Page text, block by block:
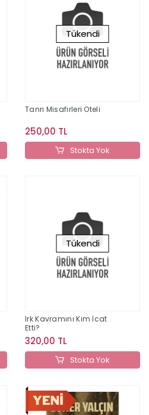
Tükendi
Tanrı Misafirleri Oteli
250,00 TL
Stokta Yok
Tükendi
Irk Kavramını Kim İcat
Etti?
320,00 TL
Stokta Yok